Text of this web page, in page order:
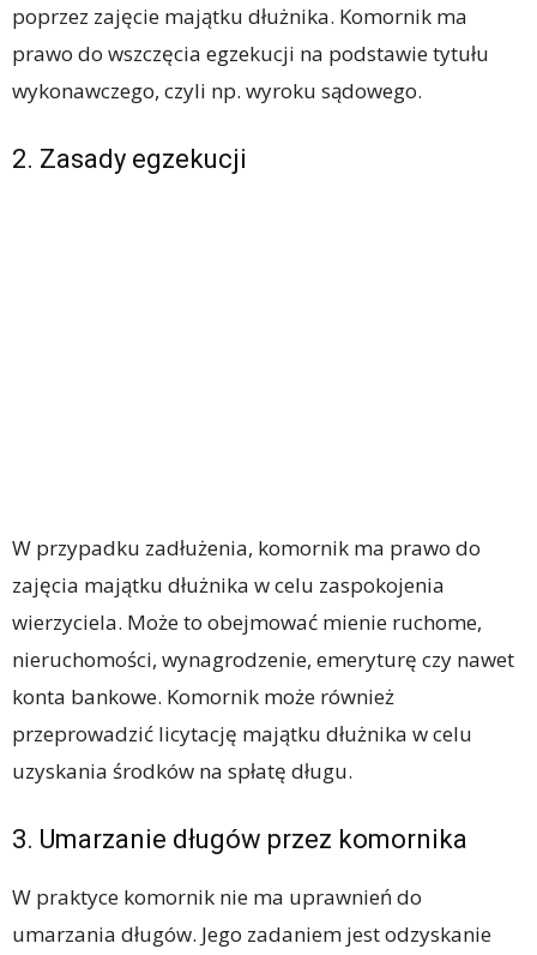
poprzez zajęcie majątku dłużnika. Komornik ma
prawo do wszczęcia egzekucji na podstawie tytułu
wykonawczego, czyli np. wyroku sądowego.
2. Zasady egzekucji
W przypadku zadłużenia, komornik ma prawo do
zajęcia majątku dłużnika w celu zaspokojenia
wierzyciela. Może to obejmować mienie ruchome,
nieruchomości, wynagrodzenie, emeryturę czy nawet
konta bankowe. Komornik może również
przeprowadzić licytację majątku dłużnika w celu
uzyskania środków na spłatę długu.
3. Umarzanie długów przez komornika
W praktyce komornik nie ma uprawnień do
umarzania długów. Jego zadaniem jest odzyskanie